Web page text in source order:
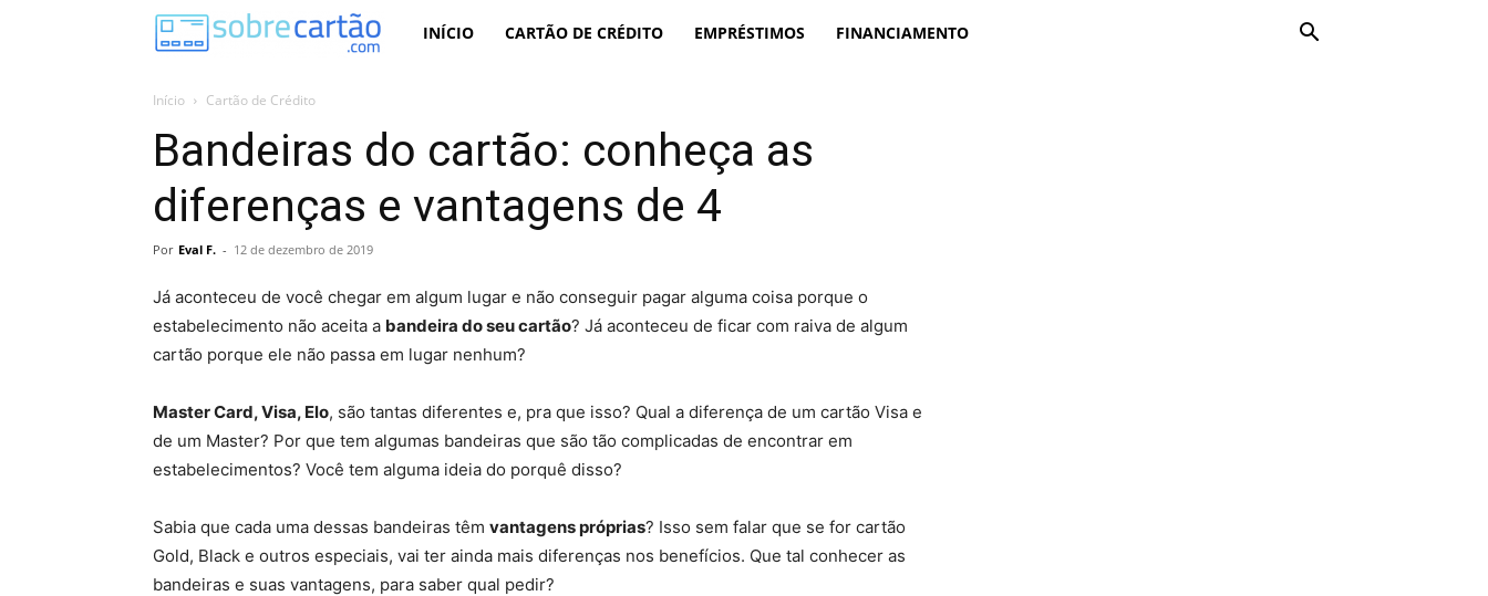
Sobre
INÍCIO CARTÃO DE CRÉDITO EMPRÉSTIMOS FINANCIAMENTO
Início Cartão de Crédito
Bandeiras do cartão: conheça as
diferenças e vantagens de 4
Por Eval F. - 12 de dezembro de 2019
Já aconteceu de você chegar em algum lugar e não conseguir pagar alguma coisa porque o
estabelecimento não aceita a bandeira do seu cartão? Já aconteceu de ficar com raiva de algum
cartão porque ele não passa em lugar nenhum?
Master Card, Visa, Elo, são tantas diferentes e, pra que isso? Qual a diferença de um cartão Visa e
de um Master? Por que tem algumas bandeiras que são tão complicadas de encontrar em
estabelecimentos? Você tem alguma ideia do porquê disso?
Sabia que cada uma dessas bandeiras têm vantagens próprias? Isso sem falar que se for cartão
Gold, Black e outros especiais, vai ter ainda mais diferenças nos benefícios. Que tal conhecer as
bandeiras e suas vantagens, para saber qual pedir?